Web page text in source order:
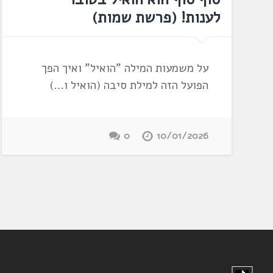
לענות! (פרשת שמות)
על משמעות המילה "הואיל" ואיך הפך
הפועל הזה למילת סיבה (הואיל ו…)
10/01/2026
0